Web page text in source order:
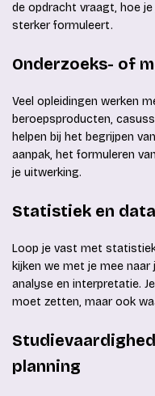
de opdracht vraagt, hoe
sterker formuleert.
Onderzoeks- of
Veel opleidingen werken
beroepsproducten,
helpen bij het begrijpen
aanpak, het formuleren
je uitwerking.
Statistiek en
Loop je vast met
kijken we met je mee
analyse en interpretatie.
moet zetten, maar ook
planning